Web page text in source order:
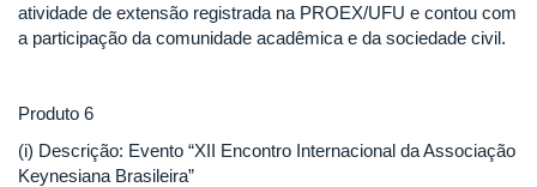
atividade de extensão registrada na PROEX/UFU e contou com
a participação da comunidade acadêmica e da sociedade civil.
Produto 6
(i) Descrição: Evento “XII Encontro Internacional da Associação
Keynesiana Brasileira”